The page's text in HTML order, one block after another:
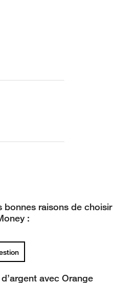
bonnes raisons de choisir
:
avec Orange